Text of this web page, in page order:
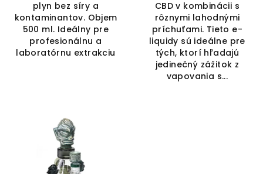
plyn bez síry a
kontaminantov. Objem
500 ml. Ideálny pre
profesionálnu a
laboratórnu extrakciu
CBD v kombinácii s
rôznymi lahodnými
príchuťami. Tieto e-
liquidy sú ideálne pre
tých, ktorí hľadajú
jedinečný zážitok z
vapovania s...